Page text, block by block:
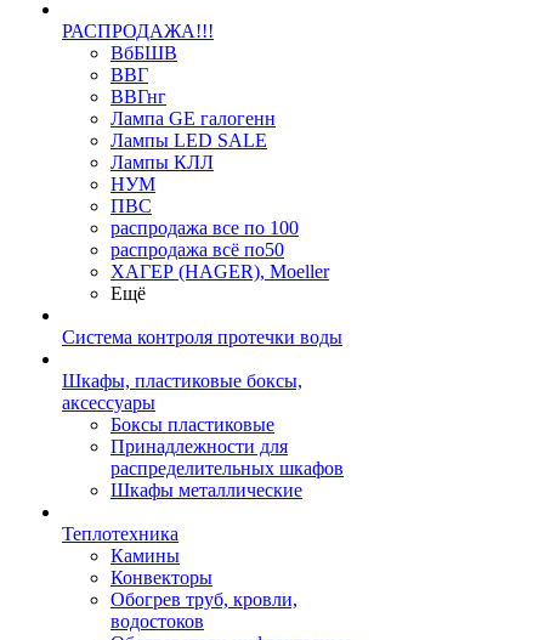
РАСПРОДАЖА!!!
ВбБШВ
ВВГ
ВВГнг
Лампа GE галогенн
Лампы LED SALE
Лампы КЛЛ
НУМ
ПВС
распродажа все по 100
распродажа всё по50
ХАГЕР (HAGER), Moeller
Ещё
Система контроля протечки воды
Шкафы, пластиковые боксы,
аксессуары
Боксы пластиковые
Принадлежности для
распределительных шкафов
Шкафы металлические
Теплотехника
Камины
Конвекторы
Обогрев труб, кровли,
водостоков